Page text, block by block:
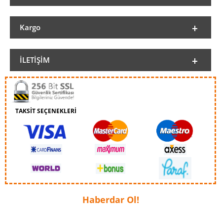
Kargo
İLETIŞIM
TAKSİT SEÇENEKLERİ
Haberdar Ol!